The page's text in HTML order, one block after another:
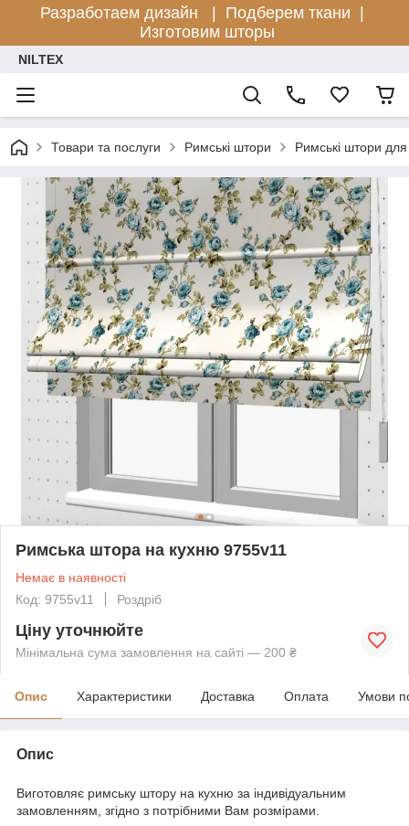
Разработаем дизайн |
Подберем ткани |
Изготовим шторы
NILTEX
Товари та послуги Римські штори Римські штори для
Римська штора на кухню 9755v11
Немає в наявності
Код: 9755v11
Роздріб
Ціну уточнюйте
Мінімальна сума замовлення на сайті — 200 ₴
Опис Характеристики Доставка Оплата Умови
Опис
Виготовляє римську штору на кухню за індивідуальним
замовленням, згідно з потрібними Вам розмірами.